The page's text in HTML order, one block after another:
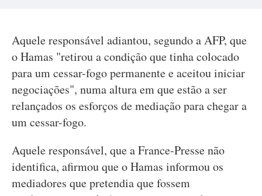
Aquele responsável adiantou, segundo a AFP, que
o Hamas "retirou a condição que tinha colocado
para um cessar-fogo permanente e aceitou iniciar
negociações", numa altura em que estão a ser
relançados os esforços de mediação para chegar a
um cessar-fogo.
Aquele responsável, que a France-Presse não
identifica, afirmou que o Hamas informou os
mediadores que pretendia que fossem